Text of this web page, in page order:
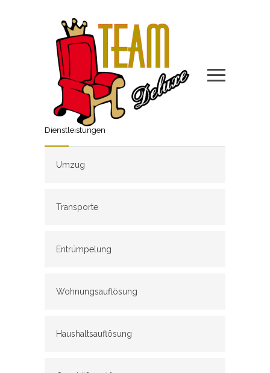
Dienstleistungen
Umzug
Transporte
Entrümpelung
Wohnungsauflösung
Haushaltsauflösung